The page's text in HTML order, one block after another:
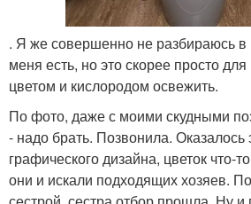
. Я же совершенно не разбираюсь в
меня есть, но это скорее просто
цветом и кислородом освежить.
По фото, даже с моими скудными
- надо брать. Позвонила. Оказалось
графического дизайна, цветок что-
они и искали подходящих хозяев.